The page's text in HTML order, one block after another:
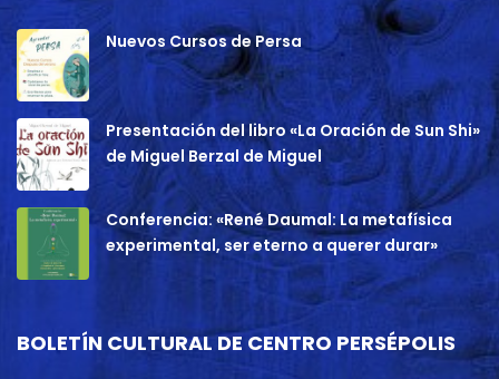
Nuevos Cursos de Persa
Presentación del libro «La Oración de Sun Shi»
de Miguel Berzal de Miguel
Conferencia: «René Daumal: La metafísica
experimental, ser eterno a querer durar»
BOLETÍN CULTURAL DE CENTRO PERSÉPOLIS